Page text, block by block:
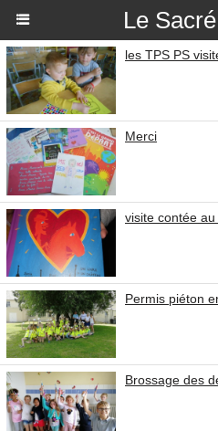
Le
les TPS PS
Merci
visite contée
Permis piéton
Brossage des